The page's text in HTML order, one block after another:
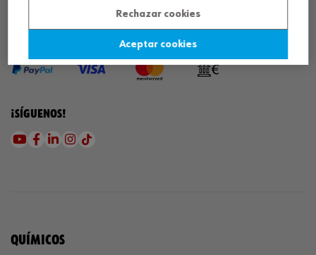
MÉTODOS DE PAGO
¡SÍGUENOS!
QUÍMICOS
Rechazar cookies
Aceptar cookies